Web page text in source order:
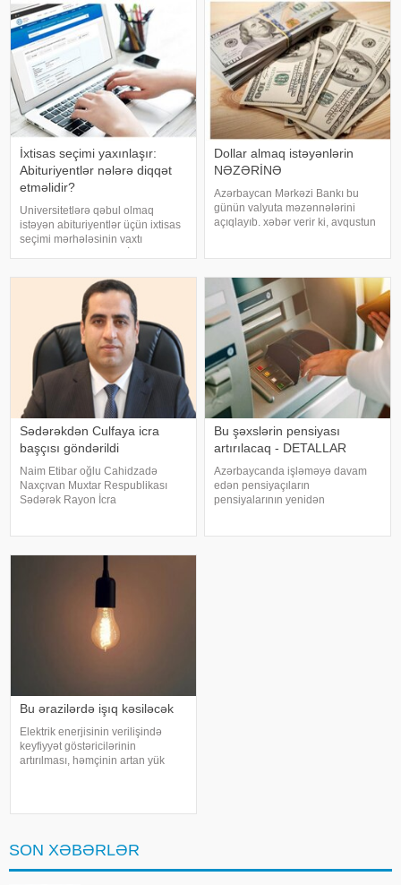
istinadla xəbər verir ki, İddialara
görə, 54 yaşl
qaydada platformasınd
İxtisas seçimi yaxınlaşır:
Abituriyentlər nələrə diqqət
etməlidir?
Universitetlərə qəbul olmaq
istəyən abituriyentlər üçün ixtisas
seçimi mərhələsinin vaxtı
12–19 avqust tarixlərində
keçiriləcəyini açıqlayıb. Bu il
seçim proses
Dollar almaq istəyənlərin
NƏZƏRİNƏ
Azərbaycan Mərkəzi Bankı bu
günün valyuta məzənnələrini
açıqlayıb. xəbər verir ki, avqustun
təşkil edib. Öz növbəsində,
Rusiyanın 10
Sədərəkdən Culfaya icra
başçısı göndərildi
Naim Etibar oğlu Cahidzadə
Naxçıvan Muxtar Respublikası
Sədərək Rayon İcra
İlham Əliyev Sərəncam imzalayıb.
Dövlət başçısının digə
Bu şəxslərin pensiyası
artırılacaq - DETALLAR
Azərbaycanda işləməyə davam
edən pensiyaçıların
pensiyalarının yenidən
Bu ərazilərdə işıq kəsiləcək
Elektrik enerjisinin verilişində
keyfiyyət göstəricilərinin
artırılması, həmçinin artan yük
SON XƏBƏRLƏR